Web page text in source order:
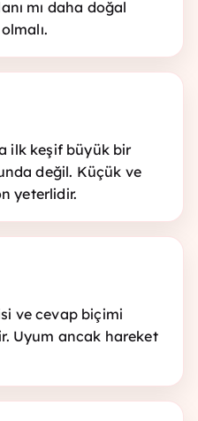
mı daha doğal
ilk keşif büyük bir
değil. Küçük ve
yeterlidir.
ve cevap biçimi
Uyum ancak hareket